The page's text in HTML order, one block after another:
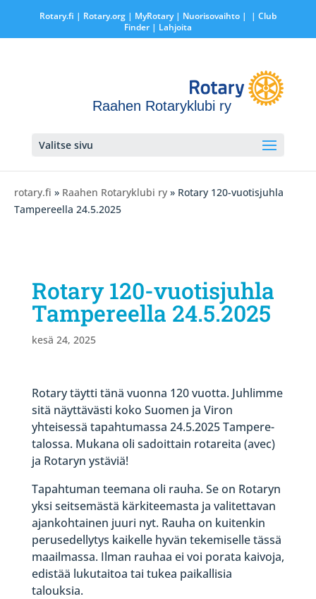
Rotary.fi | Rotary.org| MyRotary | Nuorisovaihto|
| Club
Finder| Lahjoita
Raahen Rotaryklubi ry
Valitse sivu
rotary.fi » Raahen Rotaryklubi ry » Rotary 120-vuotisjuhla
Tampereella 24.5.2025
Rotary 120-vuotisjuhla
Tampereella 24.5.2025
kesä 24, 2025
Rotary täytti tänä vuonna 120 vuotta. Juhlimme
sitä näyttävästi koko Suomen ja Viron
yhteisessä tapahtumassa 24.5.2025 Tampere-
talossa. Mukana oli sadoittain rotareita (avec)
ja Rotaryn ystäviä!
Tapahtuman teemana oli rauha. Se on Rotaryn
yksi seitsemästä kärkiteemasta ja valitettavan
ajankohtainen juuri nyt. Rauha on kuitenkin
perusedellytys kaikelle hyvän tekemiselle tässä
maailmassa. Ilman rauhaa ei voi porata kaivoja,
edistää lukutaitoa tai tukea paikallisia
talouksia.